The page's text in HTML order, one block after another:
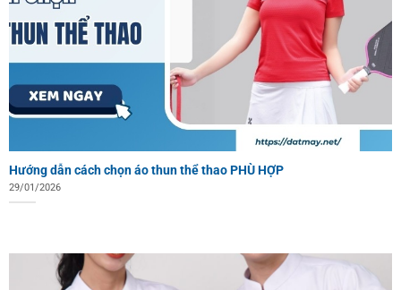
Hướng dẫn cách chọn áo thun thể thao PHÙ HỢP
29/01/2026